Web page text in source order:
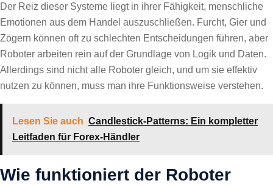
Der Reiz dieser Systeme liegt in ihrer Fähigkeit, menschliche
Emotionen aus dem Handel auszuschließen. Furcht, Gier und
Zögern können oft zu schlechten Entscheidungen führen, aber
Roboter arbeiten rein auf der Grundlage von Logik und Daten.
Allerdings sind nicht alle Roboter gleich, und um sie effektiv
nutzen zu können, muss man ihre Funktionsweise verstehen.
Lesen Sie auch Candlestick-Patterns: Ein kompletter
Leitfaden für Forex-Händler
Wie funktioniert der Roboter